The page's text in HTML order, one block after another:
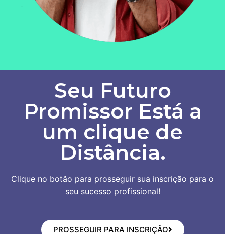
Seu Futuro
Promissor Está a
um clique de
Distância.
Clique no botão para prosseguir sua inscrição para o
seu sucesso profissional!
PROSSEGUIR PARA INSCRIÇÃO